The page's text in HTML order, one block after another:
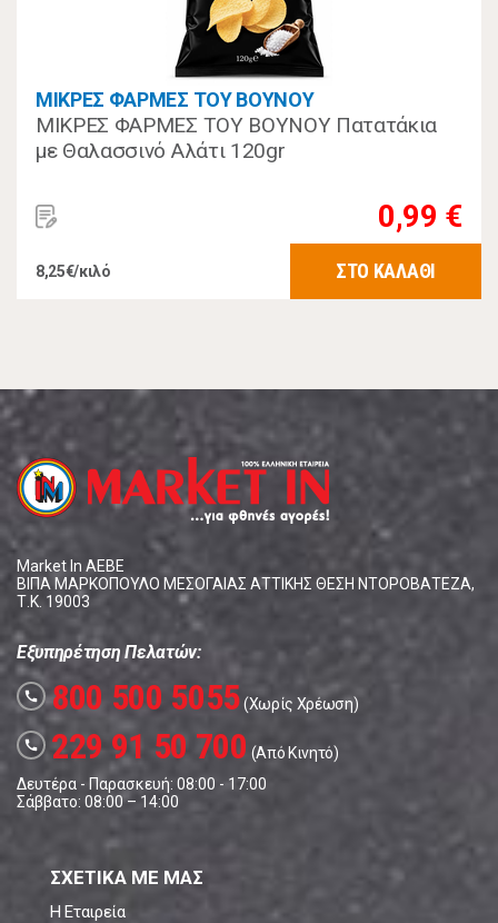
ΜΙΚΡΕΣ ΦΑΡΜΕΣ ΤΟΥ ΒΟΥΝΟΥ
ΜΙΚΡΕΣ ΦΑΡΜΕΣ ΤΟΥ ΒΟΥΝΟΥ Πατατάκια
με Θαλασσινό Αλάτι 120gr
0,99 €
8,25€/κιλό ΣΤΟ ΚΑΛΑΘΙ
Market In ΑΕΒΕ
ΒΙΠΑ ΜΑΡΚΟΠΟΥΛΟ ΜΕΣΟΓΑΙΑΣ ΑΤΤΙΚΗΣ ΘΕΣΗ ΝΤΟΡΟΒΑΤΕΖΑ,
Τ.Κ. 19003
Εξυπηρέτηση Πελατών:
call 800 500 5055(Χωρίς Χρέωση)
call 229 91 50 700 (Από Κινητό)
Δευτέρα - Παρασκευή: 08:00 - 17:00
Σάββατο: 08:00 – 14:00
ΣΧΕΤΙΚΑ ΜΕ ΜΑΣ
Η Εταιρεία